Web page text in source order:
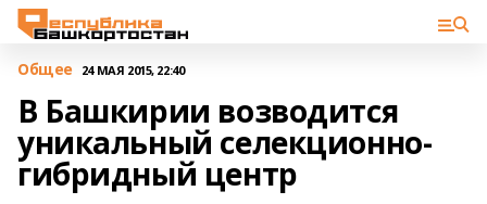
Общее 24 МАЯ 2015, 22:40
В Башкирии возводится
уникальный селекционно-
гибридный центр